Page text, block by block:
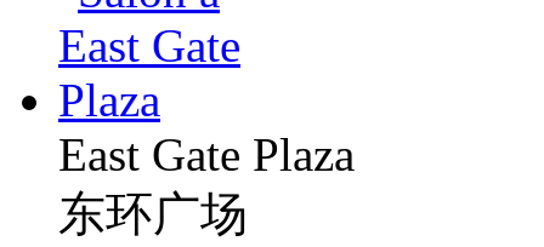
East Gate Plaza
东环广场